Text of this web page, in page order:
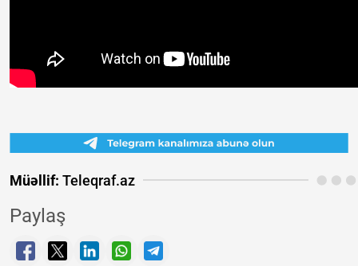
Müəllif: Teleqraf.az
Paylaş